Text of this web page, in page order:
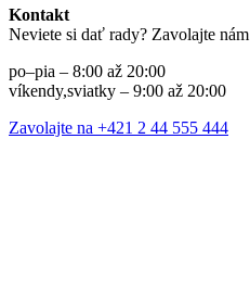
Kontakt
Neviete si dať rady? Zavolajte nám
po–pia – 8:00 až 20:00
víkendy,sviatky – 9:00 až 20:00
Zavolajte na +421 2 44 555 444